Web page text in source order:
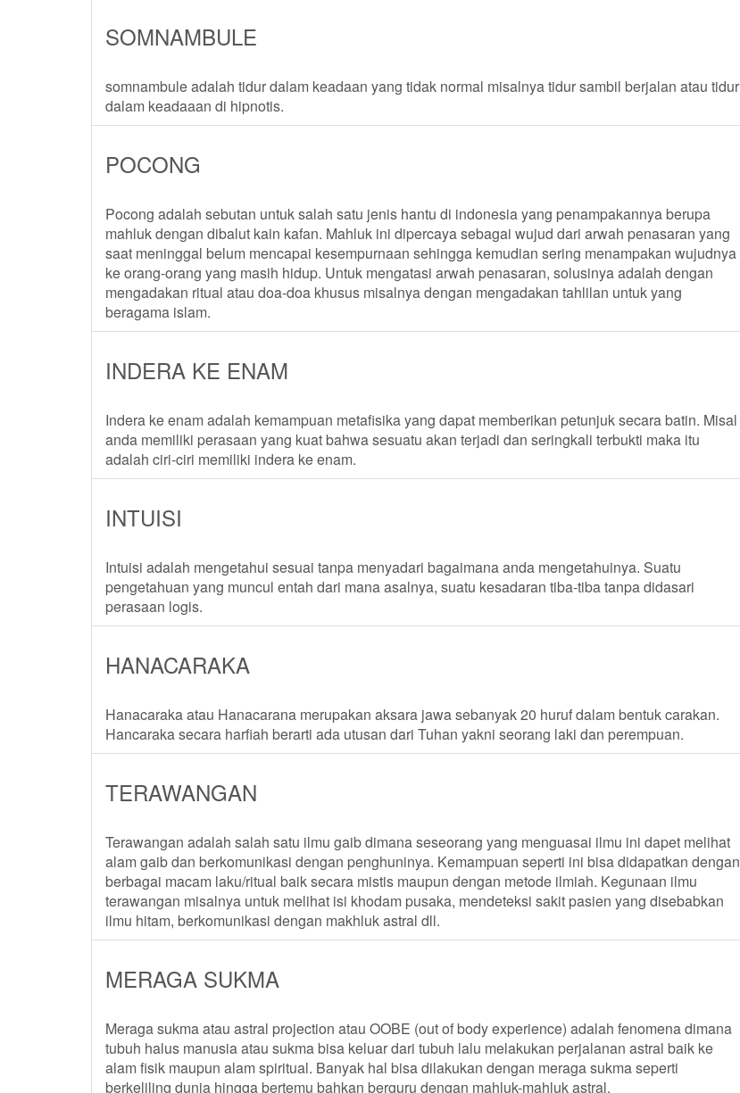
SOMNAMBULE
somnambule adalah tidur dalam keadaan yang tidak normal misalnya tidur sambil berjalan atau tidur
dalam keadaaan di hipnotis.
POCONG
Pocong adalah sebutan untuk salah satu jenis hantu di indonesia yang penampakannya berupa
mahluk dengan dibalut kain kafan. Mahluk ini dipercaya sebagai wujud dari arwah penasaran yang
saat meninggal belum mencapai kesempurnaan sehingga kemudian sering menampakan wujudnya
ke orang-orang yang masih hidup. Untuk mengatasi arwah penasaran, solusinya adalah dengan
mengadakan ritual atau doa-doa khusus misalnya dengan mengadakan tahlilan untuk yang
beragama islam.
INDERA KE ENAM
Indera ke enam adalah kemampuan metafisika yang dapat memberikan petunjuk secara batin. Misal
anda memiliki perasaan yang kuat bahwa sesuatu akan terjadi dan seringkali terbukti maka itu
adalah ciri-ciri memiliki indera ke enam.
INTUISI
Intuisi adalah mengetahui sesuai tanpa menyadari bagaimana anda mengetahuinya. Suatu
pengetahuan yang muncul entah dari mana asalnya, suatu kesadaran tiba-tiba tanpa didasari
perasaan logis.
HANACARAKA
Hanacaraka atau Hanacarana merupakan aksara jawa sebanyak 20 huruf dalam bentuk carakan.
Hancaraka secara harfiah berarti ada utusan dari Tuhan yakni seorang laki dan perempuan.
TERAWANGAN
Terawangan adalah salah satu ilmu gaib dimana seseorang yang menguasai ilmu ini dapet melihat
alam gaib dan berkomunikasi dengan penghuninya. Kemampuan seperti ini bisa didapatkan dengan
berbagai macam laku/ritual baik secara mistis maupun dengan metode ilmiah. Kegunaan ilmu
terawangan misalnya untuk melihat isi khodam pusaka, mendeteksi sakit pasien yang disebabkan
ilmu hitam, berkomunikasi dengan makhluk astral dll.
MERAGA SUKMA
Meraga sukma atau astral projection atau OOBE (out of body experience) adalah fenomena dimana
tubuh halus manusia atau sukma bisa keluar dari tubuh lalu melakukan perjalanan astral baik ke
alam fisik maupun alam spiritual. Banyak hal bisa dilakukan dengan meraga sukma seperti
berkeliling dunia hingga bertemu bahkan berguru dengan mahluk-mahluk astral.